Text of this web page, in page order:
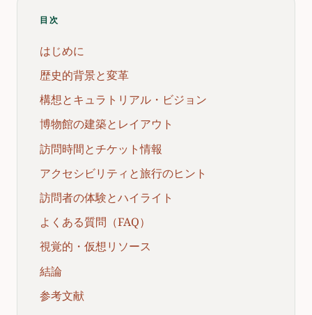
目次
はじめに
歴史的背景と変革
構想とキュラトリアル・ビジョン
博物館の建築とレイアウト
訪問時間とチケット情報
アクセシビリティと旅行のヒント
訪問者の体験とハイライト
よくある質問（FAQ）
視覚的・仮想リソース
結論
参考文献